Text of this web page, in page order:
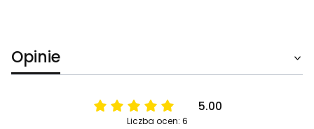
Opinie
5.00
Liczba ocen: 6